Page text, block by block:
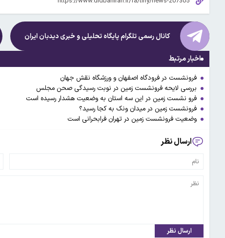
کانال رسمی تلگرام پایگاه تحلیلی و خبریدیدبان ایران
اخبار مرتبط
فرونشست در فرودگاه اصفهان و ورزشگاه نقش جهان
بررسی لایحه فرونشست زمین در نوبت رسیدگی صحن مجلس
فرو نشست زمین در این سه استان به وضعیت هشدار رسیده است
فرونشست زمین در میدان ونک به کجا رسید؟
وضعیت فرونشست زمین در تهران فرابحرانی است
ارسال نظر
ارسال نظر